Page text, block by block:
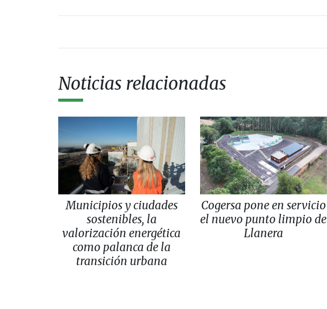
Noticias relacionadas
Municipios y ciudades
sostenibles, la
valorización energética
como palanca de la
transición urbana
Cogersa pone en servicio
el nuevo punto limpio de
Llanera